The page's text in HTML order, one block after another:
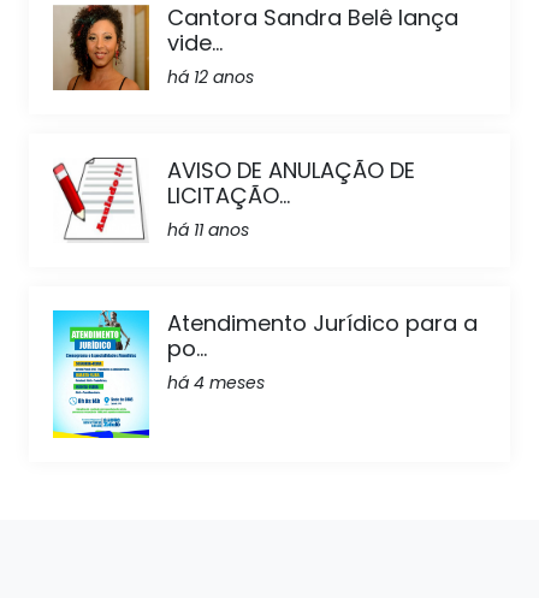
Cantora Sandra Belê lança
vide...
há 12 anos
AVISO DE ANULAÇÃO DE
LICITAÇÃO...
há 11 anos
Atendimento Jurídico para a
po...
há 4 meses